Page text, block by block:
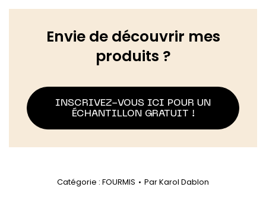
Envie de découvrir mes
produits ?
INSCRIVEZ-VOUS ICI POUR UN
ÉCHANTILLON GRATUIT !
Catégorie : FOURMIS ParKarol Dablon